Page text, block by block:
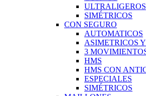
ULTRALIGEROS
SIMÉTRICOS
CON SEGURO
AUTOMATICOS
ASIMETRICOS
3
HMS
HMS CON
ESPECIALES
SIMÉTRICOS